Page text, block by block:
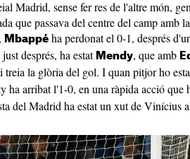
Madrid, sense fer res de l'altre món,
que passava del centre del camp amb
Mbappé ha perdonat el 0-1, després
després, ha estat Mendy, que amb
treia la glòria del gol. I quan pitjor ho
ha arribat l'1-0, en una ràpida acció que
del Madrid ha estat un xut de Vinícius